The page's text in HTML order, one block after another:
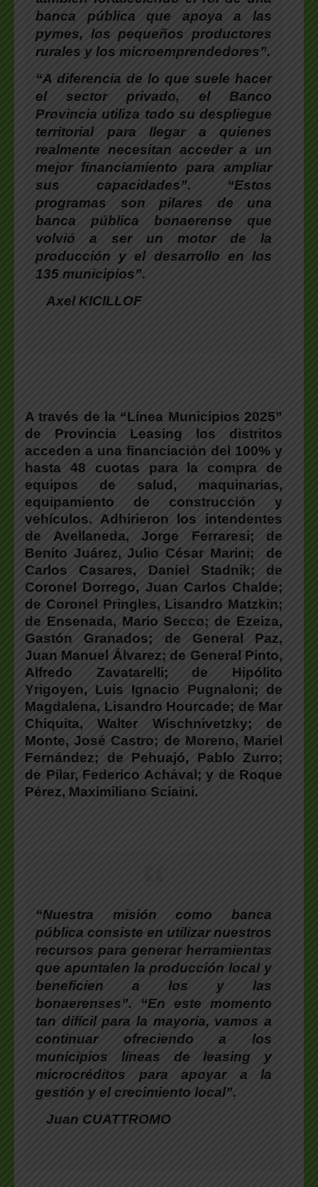
banca pública que apoya a las
pymes, los pequeños productores
rurales y los microemprendedores”.
“A diferencia de lo que suele hacer
el sector privado, el Banco
Provincia utiliza todo su despliegue
territorial para llegar a quienes
realmente necesitan acceder a un
mejor financiamiento para ampliar
sus capacidades”. “Estos
programas son pilares de una
banca pública bonaerense que
volvió a ser un motor de la
producción y el desarrollo en los
135 municipios”.
Axel KICILLOF
A través de la “Línea Municipios 2025”
de Provincia Leasing los distritos
acceden a una financiación del 100% y
hasta 48 cuotas para la compra de
equipos de salud, maquinarias,
equipamiento de construcción y
vehículos. Adhirieron los intendentes
de Avellaneda, Jorge Ferraresi; de
Benito Juárez, Julio César Marini; de
Carlos Casares, Daniel Stadnik; de
Coronel Dorrego, Juan Carlos Chalde;
de Coronel Pringles, Lisandro Matzkin;
de Ensenada, Mario Secco; de Ezeiza,
Gastón Granados; de General Paz,
Juan Manuel Álvarez; de General Pinto,
Alfredo Zavatarelli; de Hipólito
Yrigoyen, Luis Ignacio Pugnaloni; de
Magdalena, Lisandro Hourcade; de Mar
Chiquita, Walter Wischnivetzky; de
Monte, José Castro; de Moreno, Mariel
Fernández; de Pehuajó, Pablo Zurro;
de Pilar, Federico Achával; y de Roque
Pérez, Maximiliano Sciaini.
“Nuestra misión como banca
pública consiste en utilizar nuestros
recursos para generar herramientas
que apuntalen la producción local y
beneficien a los y las
bonaerenses”. “En este momento
tan difícil para la mayoría, vamos a
continuar ofreciendo a los
municipios líneas de leasing y
microcréditos para apoyar a la
gestión y el crecimiento local”.
Juan CUATTROMO